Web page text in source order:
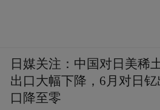
日媒关注：中国对日美稀
出口大幅下降，6月对日钇
口降至零